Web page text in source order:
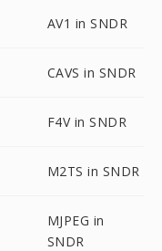
AV1 in SNDR
CAVS in SNDR
F4V in SNDR
M2TS in SNDR
MJPEG in
SNDR